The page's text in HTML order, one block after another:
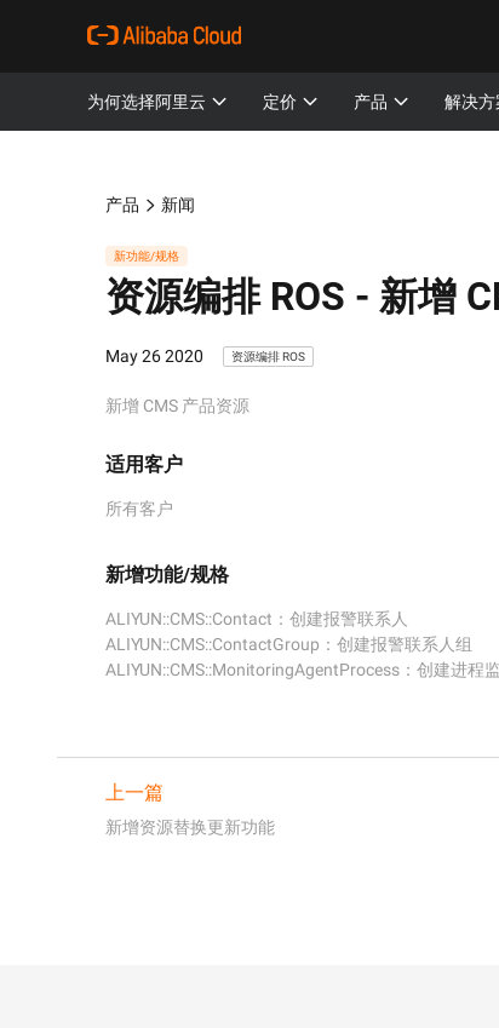
为何选择阿里云 定价 产品 解决方
产品 新闻
新功能/规格
资源编排 ROS - 新增
May 26 2020 资源编排 ROS
新增 CMS 产品资源
适用客户
所有客户
新增功能/规格
ALIYUN::CMS::Contact：创建报警联系人
ALIYUN::CMS::ContactGroup：创建报警联系人组
ALIYUN::CMS::MonitoringAgentProcess：创建进程
上一篇
新增资源替换更新功能